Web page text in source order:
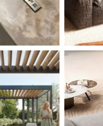
a společné chvíle pod
Ne